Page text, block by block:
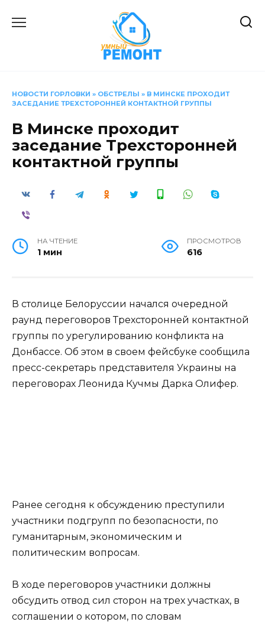
НОВОСТИ ГОРЛОВКИ » ОБСТРЕЛЫ » В МИНСКЕ ПРОХОДИТ
ЗАСЕДАНИЕ ТРЕХСТОРОННЕЙ КОНТАКТНОЙ ГРУППЫ
В Минске проходит
заседание Трехсторонней
контактной группы
НА ЧТЕНИЕ
1 мин
ПРОСМОТРОВ
616
В столице Белоруссии начался очередной
раунд переговоров Трехсторонней контактной
группы по урегулированию конфликта на
Донбассе. Об этом в своем фейсбуке сообщила
пресс-секретарь представителя Украины на
переговорах Леонида Кучмы Дарка Олифер.
Ранее сегодня к обсуждению преступили
участники подгрупп по безопасности, по
гуманитарным, экономическим и
политическим вопросам.
В ходе переговоров участники должны
обсудить отвод сил сторон на трех участках, в
соглашении о котором, по словам